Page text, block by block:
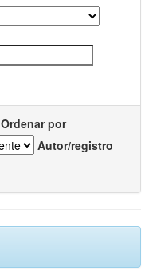
Ordenar por
Autor/registro